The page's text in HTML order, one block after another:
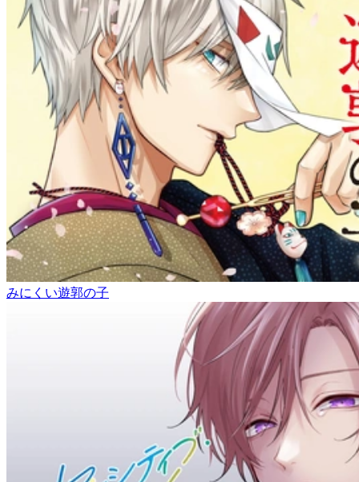
みにくい遊郭の子